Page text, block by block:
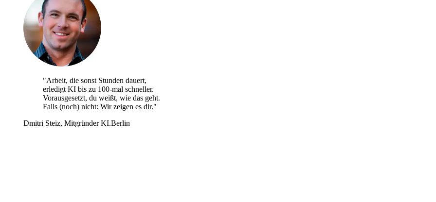
"Arbeit, die sonst Stunden dauert,
erledigt KI bis zu 100-mal schneller.
Vorausgesetzt, du weißt, wie das geht.
Falls (noch) nicht: Wir zeigen es dir."
Dmitri Steiz, Mitgründer KI.Berlin